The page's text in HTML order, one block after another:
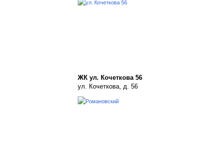
ЖК ул. Кочеткова 56
ул. Кочеткова, д. 56